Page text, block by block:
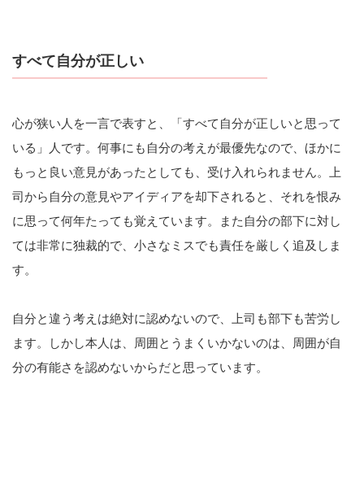
すべて自分が正しい
心が狭い人を一言で表すと、「すべて自分が正しいと思って
いる」人です。何事にも自分の考えが最優先なので、ほかに
もっと良い意見があったとしても、受け入れられません。上
司から自分の意見やアイディアを却下されると、それを恨み
に思って何年たっても覚えています。また自分の部下に対し
ては非常に独裁的で、小さなミスでも責任を厳しく追及しま
す。
自分と違う考えは絶対に認めないので、上司も部下も苦労し
ます。しかし本人は、周囲とうまくいかないのは、周囲が自
分の有能さを認めないからだと思っています。